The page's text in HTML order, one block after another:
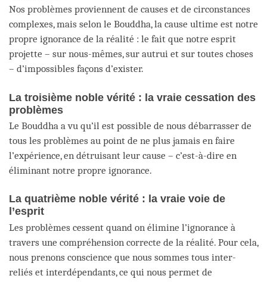
Nos problèmes proviennent de causes et de circonstances
complexes, mais selon le Bouddha, la cause ultime est notre
propre ignorance de la réalité : le fait que notre esprit
projette – sur nous-mêmes, sur autrui et sur toutes choses
– d’impossibles façons d’exister.
La troisième noble vérité : la vraie cessation des
problèmes
Le Bouddha a vu qu’il est possible de nous débarrasser de
tous les problèmes au point de ne plus jamais en faire
l’expérience, en détruisant leur cause – c’est-à-dire en
éliminant notre propre ignorance.
La quatrième noble vérité : la vraie voie de
l’esprit
Les problèmes cessent quand on élimine l’ignorance à
travers une compréhension correcte de la réalité. Pour cela,
nous prenons conscience que nous sommes tous inter-
reliés et interdépendants, ce qui nous permet de